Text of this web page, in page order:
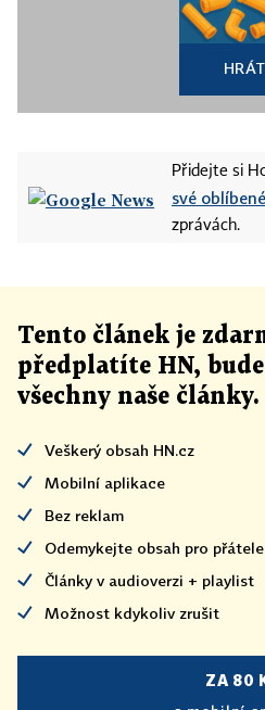
HRÁT
Přidejte si
své
zprávách.
Tento článek je
předplatíte HN,
všechny naše články.
Veškerý obsah HN.cz
Mobilní aplikace
Bez reklam
Odemykejte obsah pro přátele
Články v audioverzi + playlist
Možnost kdykoliv zrušit
ZA 80